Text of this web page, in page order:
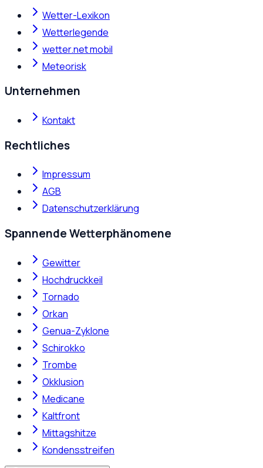
Wetter-Lexikon
Wetterlegende
wetter.net mobil
Meteorisk
Unternehmen
Kontakt
Rechtliches
Impressum
AGB
Datenschutzerklärung
Spannende Wetterphänomene
Gewitter
Hochdruckkeil
Tornado
Orkan
Genua-Zyklone
Schirokko
Trombe
Okklusion
Medicane
Kaltfront
Mittagshitze
Kondensstreifen